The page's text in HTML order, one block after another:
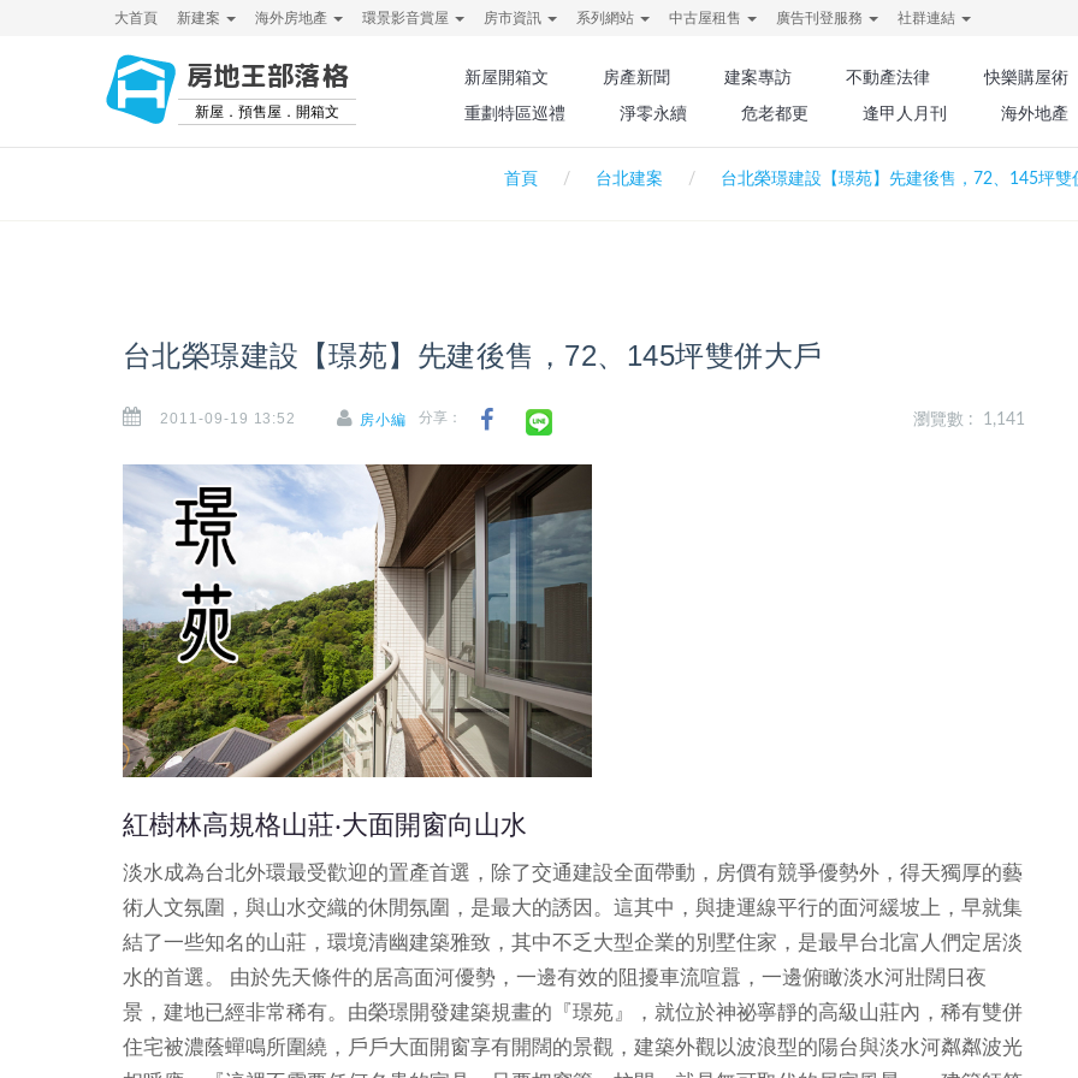
大首頁 新建案 海外房地產 環景影音賞屋 房市資訊 系列網站 中古屋租售 廣告刊登服務 社群連結
房地王部落格
新屋．預售屋．開箱文
新屋開箱文 房產新聞 建案專訪 不動產法律
快樂購屋術
重劃特區巡禮
淨零永續 危老都更 逢甲人月刊 海外地產
首頁 台北建案 台北榮璟建設【璟苑】先建後售，72、145坪雙
台北榮璟建設【璟苑】先建後售，72、145坪雙併大戶
2011-09-19 13:52 房小編 分享： 瀏覽數 : 1,141
紅樹林高規格山莊‧大面開窗向山水
淡水成為台北外環最受歡迎的置產首選，除了交通建設全面帶動，房價有競爭優勢外，得天獨厚的藝
術人文氛圍，與山水交織的休閒氛圍，是最大的誘因。這其中，與捷運線平行的面河緩坡上，早就集
結了一些知名的山莊，環境清幽建築雅致，其中不乏大型企業的別墅住家，是最早台北富人們定居淡
水的首選。 由於先天條件的居高面河優勢，一邊有效的阻擾車流喧囂，一邊俯瞰淡水河壯闊日夜
景，建地已經非常稀有。由榮璟開發建築規畫的『璟苑』，就位於神祕寧靜的高級山莊內，稀有雙併
住宅被濃蔭蟬鳴所圍繞，戶戶大面開窗享有開闊的景觀，建築外觀以波浪型的陽台與淡水河粼粼波光